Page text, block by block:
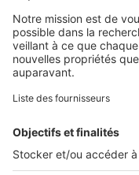
Retrouvez-nous sur ...